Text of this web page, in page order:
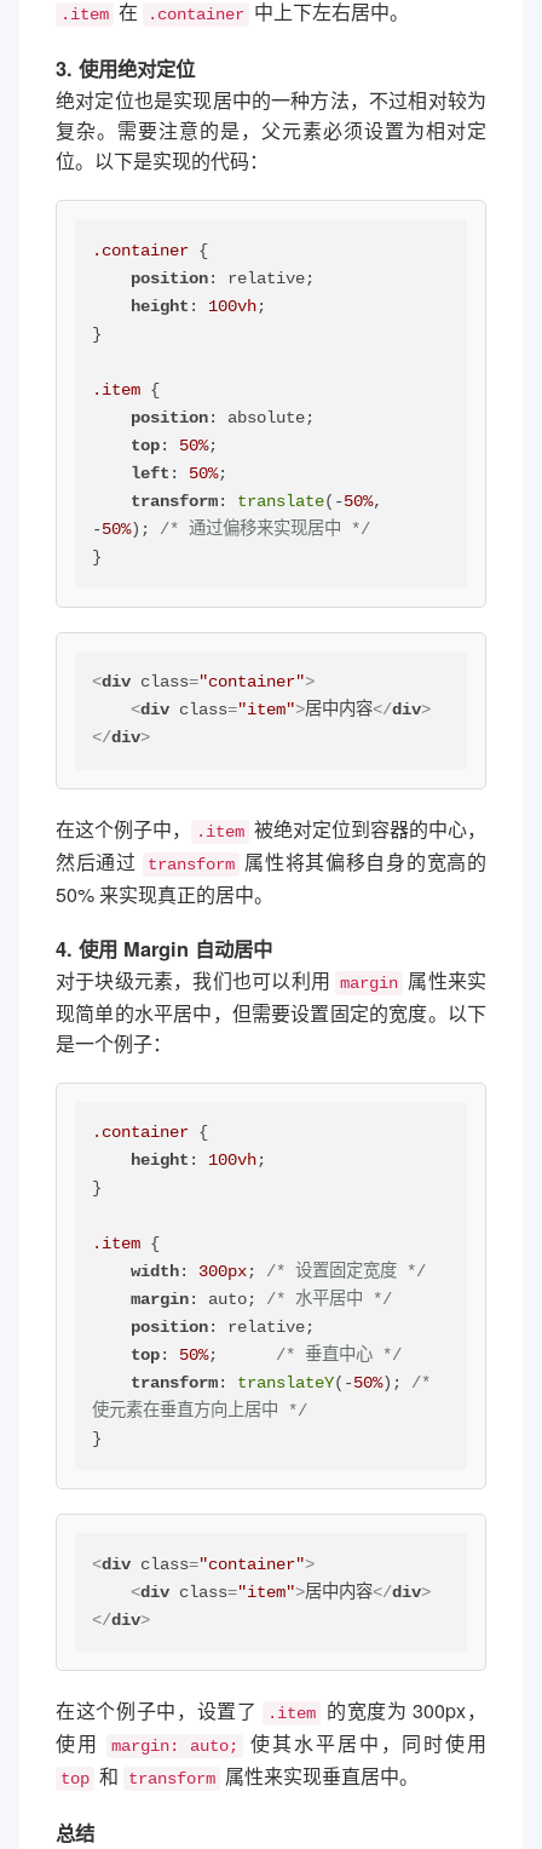
.item 在 .container 中上下左右居中。
3. 使用绝对定位
绝对定位也是实现居中的一种方法，不过相对较为
复杂。需要注意的是，父元素必须设置为相对定
位。以下是实现的代码：
.container {
position: relative;
height : 100vh;
}
.item {
position: absolute;
top: 50%;
left : 50%;
transform: translate(-50%,
-50%); /* 通过偏移来实现居中 */
}
<div class="container">
<div class="item">居中内容</div>
</div>
在这个例子中， .item 被绝对定位到容器的中心，
然后通过
transform 属性将其偏移自身的宽高的
50% 来实现真正的居中。
4. 使用 Margin 自动居中
对于块级元素，我们也可以利用 margin 属性来实
现简单的水平居中，但需要设置固定的宽度。以下
是一个例子：
.container {
height : 100vh;
}
.item {
width: 300px; /* 设置固定宽度 */
margin: auto; /* 水平居中 */
position: relative;
top: 50%; /* 垂直中心 */
transform: translateY(-50%); /*
使元素在垂直方向上居中 */
}
<div class="container">
<div class="item">居中内容</div>
</div>
在这个例子中，设置了 .item
的宽度为 300px，
使用
margin: auto; 使其水平居中，同时使用
top 和 transform 属性来实现垂直居中。
总结